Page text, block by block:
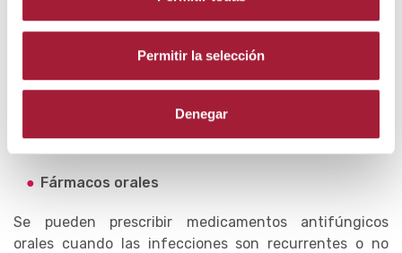
Permitir la selección
Denegar
Los hongos en los pies pueden causar grietas, fisuras o
ampollas que 'supuren'.
antiexudativo favorece su curación y minimiza el
riesgo de sobreinfección bacteriana.
Fármacos orales
Se pueden prescribir medicamentos antifúngicos
orales cuando las infecciones son recurrentes o no